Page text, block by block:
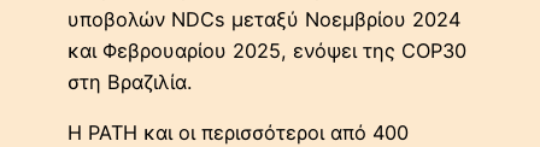
υποβολών NDCs μεταξύ Νοεμβρίου 2024
και Φεβρουαρίου 2025, ενόψει της COP30
στη Βραζιλία.
Η PATH και οι περισσότεροι από 400